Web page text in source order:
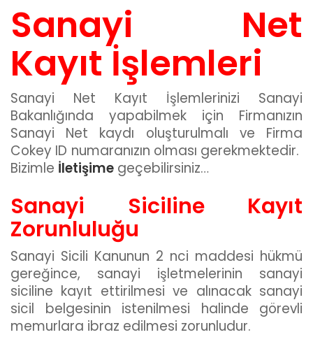
Sanayi Net
Kayıt İşlemleri
Sanayi Net Kayıt İşlemlerinizi Sanayi
Bakanlığında yapabilmek için Firmanızın
Sanayi Net kaydı oluşturulmalı ve Firma
Cokey ID numaranızın olması gerekmektedir.
Bizimle İletişime geçebilirsiniz…
Sanayi Siciline Kayıt
Zorunluluğu
Sanayi Sicili Kanunun 2 nci maddesi hükmü
gereğince, sanayi işletmelerinin sanayi
siciline kayıt ettirilmesi ve alınacak sanayi
sicil belgesinin istenilmesi halinde görevli
memurlara ibraz edilmesi zorunludur.